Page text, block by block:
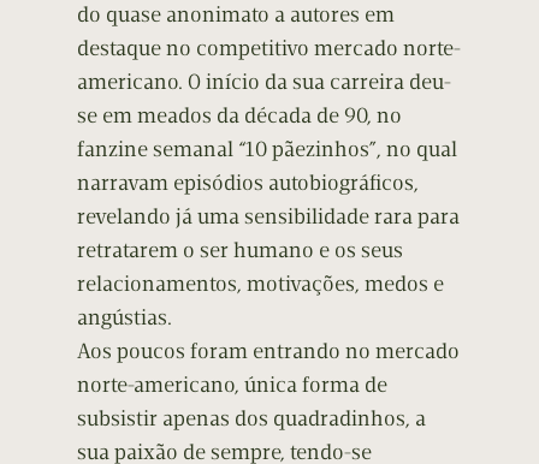
do quase anonimato a autores em
destaque no competitivo mercado norte-
americano. O início da sua carreira deu-
se em meados da década de 90, no
fanzine semanal “10 pãezinhos”, no qual
narravam episódios autobiográficos,
revelando já uma sensibilidade rara para
retratarem o ser humano e os seus
relacionamentos, motivações, medos e
angústias.
Aos poucos foram entrando no mercado
norte-americano, única forma de
subsistir apenas dos quadradinhos, a
sua paixão de sempre, tendo-se